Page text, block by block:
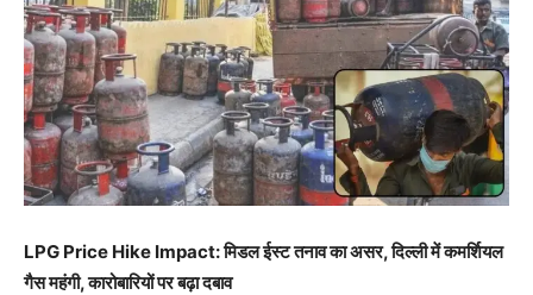
LPG Price Hike Impact: मिडल ईस्ट तनाव का असर, दिल्ली में कमर्शियल
गैस महंगी, कारोबारियों पर बढ़ा दबाव